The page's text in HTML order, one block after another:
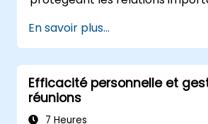
conférences, discussions,
exercices.
En savoir plus...
Efficacité personnelle et
réunions
7 Heures